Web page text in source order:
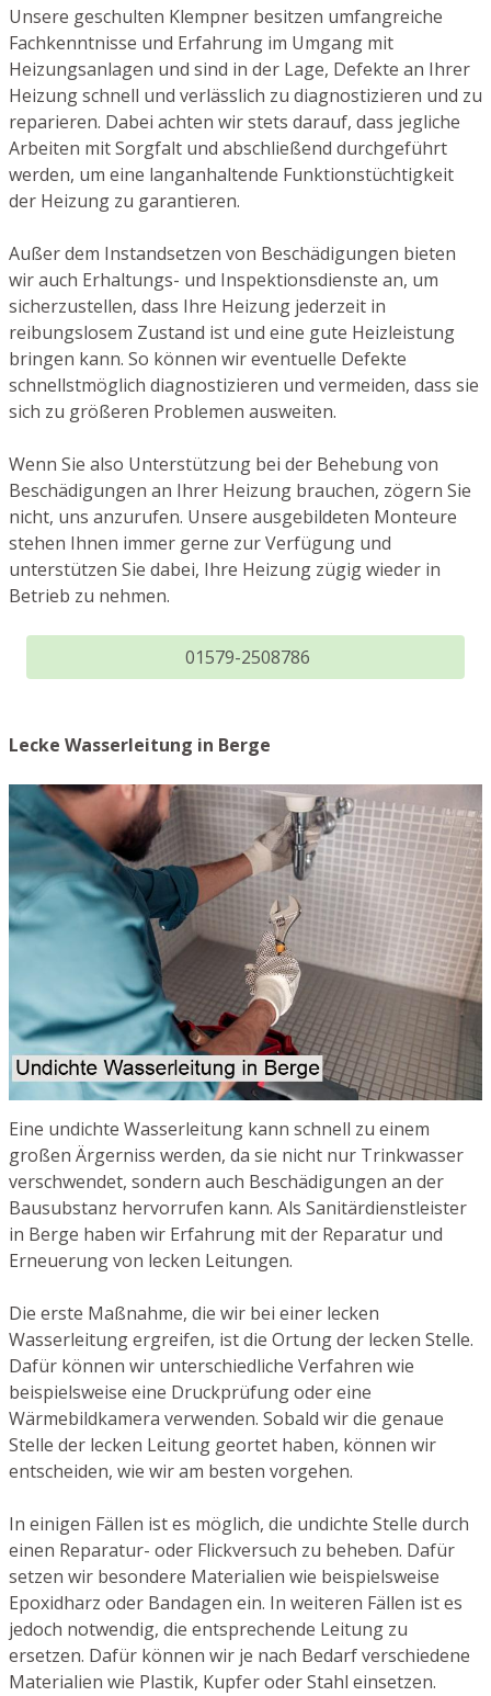
Unsere geschulten Klempner besitzen umfangreiche
Fachkenntnisse und Erfahrung im Umgang mit
Heizungsanlagen und sind in der Lage, Defekte an Ihrer
Heizung schnell und verlässlich zu diagnostizieren und zu
reparieren. Dabei achten wir stets darauf, dass jegliche
Arbeiten mit Sorgfalt und abschließend durchgeführt
werden, um eine langanhaltende Funktionstüchtigkeit
der Heizung zu garantieren.
Außer dem Instandsetzen von Beschädigungen bieten
wir auch Erhaltungs- und Inspektionsdienste an, um
sicherzustellen, dass Ihre Heizung jederzeit in
reibungslosem Zustand ist und eine gute Heizleistung
bringen kann. So können wir eventuelle Defekte
schnellstmöglich diagnostizieren und vermeiden, dass sie
sich zu größeren Problemen ausweiten.
Wenn Sie also Unterstützung bei der Behebung von
Beschädigungen an Ihrer Heizung brauchen, zögern Sie
nicht, uns anzurufen. Unsere ausgebildeten Monteure
stehen Ihnen immer gerne zur Verfügung und
unterstützen Sie dabei, Ihre Heizung zügig wieder in
Betrieb zu nehmen.
01579-2508786
Lecke Wasserleitung in Berge
Eine undichte Wasserleitung kann schnell zu einem
großen Ärgerniss werden, da sie nicht nur Trinkwasser
verschwendet, sondern auch Beschädigungen an der
Bausubstanz hervorrufen kann. Als Sanitärdienstleister
in Berge haben wir Erfahrung mit der Reparatur und
Erneuerung von lecken Leitungen.
Die erste Maßnahme, die wir bei einer lecken
Wasserleitung ergreifen, ist die Ortung der lecken Stelle.
Dafür können wir unterschiedliche Verfahren wie
beispielsweise eine Druckprüfung oder eine
Wärmebildkamera verwenden. Sobald wir die genaue
Stelle der lecken Leitung geortet haben, können wir
entscheiden, wie wir am besten vorgehen.
In einigen Fällen ist es möglich, die undichte Stelle durch
einen Reparatur- oder Flickversuch zu beheben. Dafür
setzen wir besondere Materialien wie beispielsweise
Epoxidharz oder Bandagen ein. In weiteren Fällen ist es
jedoch notwendig, die entsprechende Leitung zu
ersetzen. Dafür können wir je nach Bedarf verschiedene
Materialien wie Plastik, Kupfer oder Stahl einsetzen.